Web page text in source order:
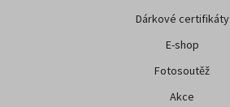
Dárkové certifikáty
E-shop
Fotosoutěž
Akce